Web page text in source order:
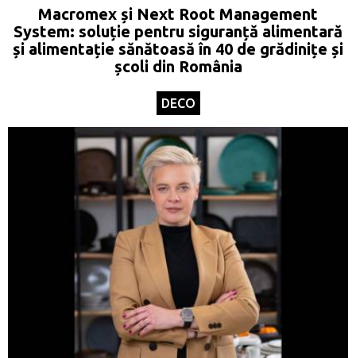
Macromex și Next Root Management
System: soluție pentru siguranță alimentară
și alimentație sănătoasă în 40 de grădinițe și
școli din România
DECO